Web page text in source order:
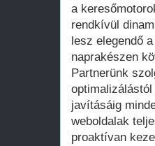
a
rendkívül
lesz elegendő
naprakészen
Partnerünk
javításáig
weboldalak
proaktívan